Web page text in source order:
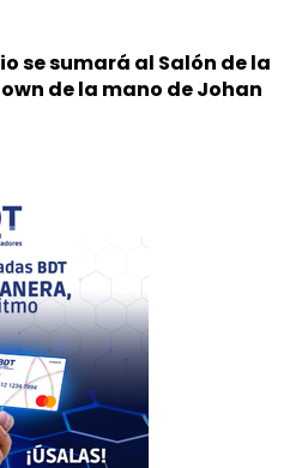
se sumará al Salón de la
de la mano de Johan